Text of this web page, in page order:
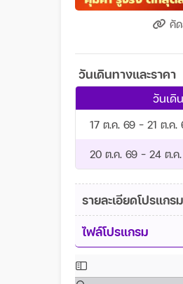
คั
วันเดินทางและราคา
วันเดิ
17 ต.ค. 69 - 21 ต.ค.
20 ต.ค. 69 - 24 ต.ค
รายละเอียดโปรแกรม
ไฟล์โปรแกรม